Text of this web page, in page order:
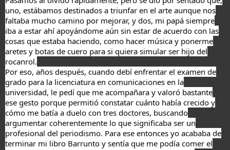
uno, estábamos destinados a triunfar en el arte aunque nos
faltaba mucho camino por mejorar, y dos, mi papá siempre
iba a estar ahí apoyándome aún sin estar de acuerdo con las
cosas que estaba haciendo, como hacer música y ponerme
aretes y botas de cuero para si quiera simular ser hijo del
rocanrol.
Por eso, años después, cuando debí enfrentar el examen de
grado para la licenciatura en comunicaciones en la
universidad, le pedí que me acompañara y valoró bastante
ese gesto porque permitió constatar cuánto había crecido y
cómo me batía a duelo con tres doctores, buscando
argumentar coherentemente lo que significaba ser un
profesional del periodismo. Para ese entonces yo acababa de
terminar mi libro Barrunto y sentía que me podía comer el